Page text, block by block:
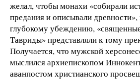
желал, чтобы монахи «собирали
предания и описывали древности»,
глубокому убеждению,
Тавриды» представляли к тому
Получается, что мужской
мыслился архиепископом
аванпостом христианского